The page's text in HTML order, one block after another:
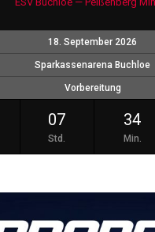
18. September 2026
Sparkassenarena Buchloe
Vorbereitung
07
Std.
34
Min.